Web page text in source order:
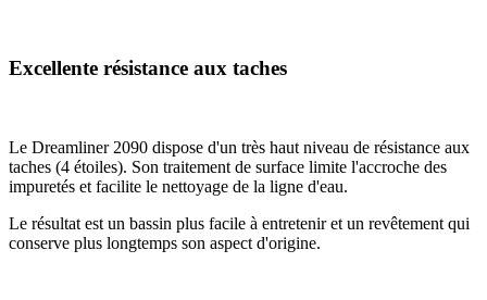
Excellente résistance aux taches
Le Dreamliner 2090 dispose d'un très haut niveau de résistance aux
taches (4 étoiles). Son traitement de surface limite l'accroche des
impuretés et facilite le nettoyage de la ligne d'eau.
Le résultat est un bassin plus facile à entretenir et un revêtement qui
conserve plus longtemps son aspect d'origine.